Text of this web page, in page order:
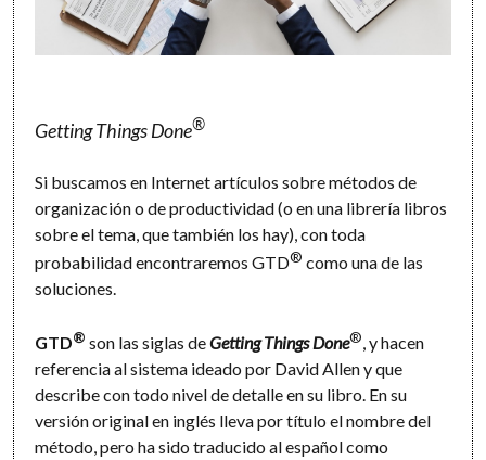
Getting Things Done®
Si buscamos en Internet artículos sobre métodos de
organización o de productividad (o en una librería libros
sobre el tema, que también los hay), con toda
probabilidad encontraremos GTD® como una de las
soluciones.
GTD® son las siglas deGetting Things Done®, y hacen
referencia al sistema ideado por David Allen y que
describe con todo nivel de detalle en su libro. En su
versión original en inglés lleva por título el nombre del
método, pero ha sido traducido al español como